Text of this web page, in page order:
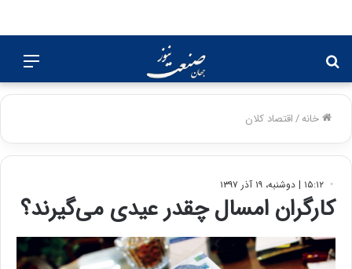
برای
خانه/اقتصاد کلان
۱۵:۱۲ | دوشنبه، ۱۹ آذر ۱۳۹۷
کارگران امسال چقدر عیدی می‌گیرند؟